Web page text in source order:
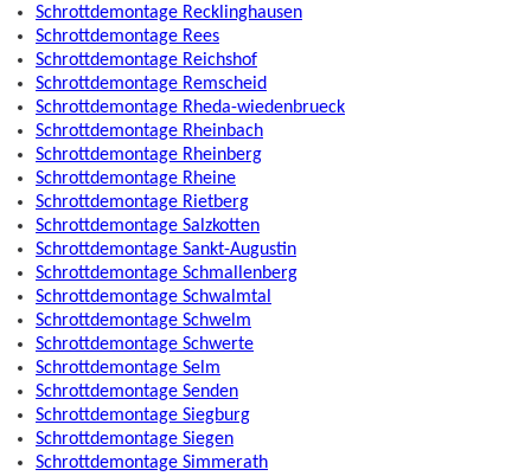
Schrottdemontage Recklinghausen
Schrottdemontage Rees
Schrottdemontage Reichshof
Schrottdemontage Remscheid
Schrottdemontage Rheda-wiedenbrueck
Schrottdemontage Rheinbach
Schrottdemontage Rheinberg
Schrottdemontage Rheine
Schrottdemontage Rietberg
Schrottdemontage Salzkotten
Schrottdemontage Sankt-Augustin
Schrottdemontage Schmallenberg
Schrottdemontage Schwalmtal
Schrottdemontage Schwelm
Schrottdemontage Schwerte
Schrottdemontage Selm
Schrottdemontage Senden
Schrottdemontage Siegburg
Schrottdemontage Siegen
Schrottdemontage Simmerath